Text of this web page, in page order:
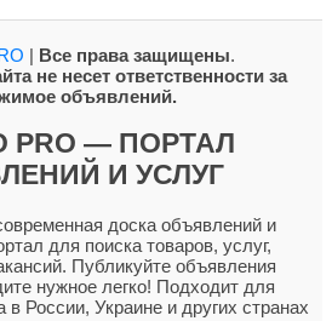
| Все права защищены.
не несет ответственности за
объявлений.
PRO — ПОРТАЛ
И УСЛУГ
доска объявлений и
для поиска товаров, услуг,
Публикуйте объявления
нужное легко! Подходит для
России, Украине и других странах